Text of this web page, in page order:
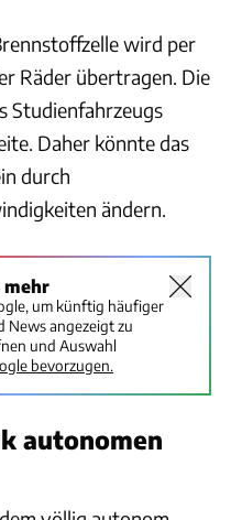
wird per
Räder übertragen. Die
Studienfahrzeugs
Daher könnte das
durch
ändern.
mehr
um künftig häufiger
News angezeigt zu
und Auswahl
bevorzugen.
autonomen